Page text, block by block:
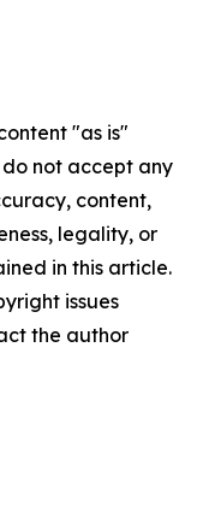
"as is"
not accept any
content,
legality, or
in this article.
issues
the author